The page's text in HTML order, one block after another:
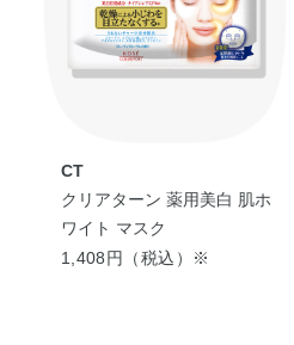
CT
クリアターン 薬用美白 肌ホ
ワイト マスク
1,408円（税込）※